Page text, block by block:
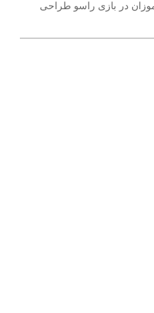
در بازی راسو طراحی